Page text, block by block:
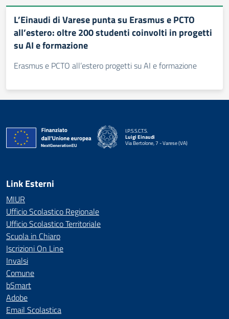
L’Einaudi di Varese punta su Erasmus e PCTO
all’estero: oltre 200 studenti coinvolti in progetti
su AI e formazione
Erasmus e PCTO all’estero progetti su AI e formazione
I.P.S.S.C.T.S.
Luigi Einaudi
Via Bertolone, 7 - Varese (VA)
— Visita la pagina iniziale della scuola
Link Esterni
MIUR
Ufficio Scolastico Regionale
Ufficio Scolastico Territoriale
Scuola in Chiaro
Iscrizioni On Line
Invalsi
Comune
bSmart
Adobe
Email Scolastica